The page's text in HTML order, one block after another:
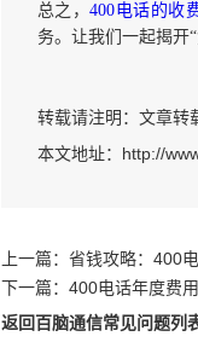
总之，400电话的收
务。让我们一起揭开
转载请注明：文章转
本文地址： http://
上一篇： 省钱攻略：400
下一篇： 400电话年度费
返回百脑通信常见问题列